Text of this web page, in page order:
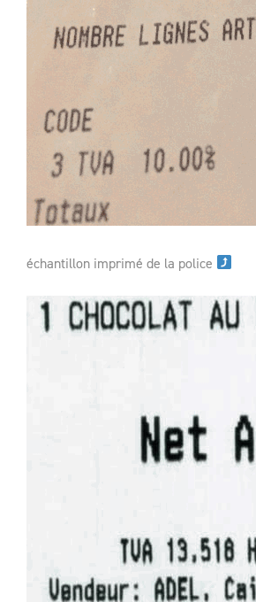
échantillon imprimé de la police